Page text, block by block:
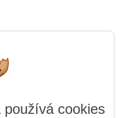
používá cookies